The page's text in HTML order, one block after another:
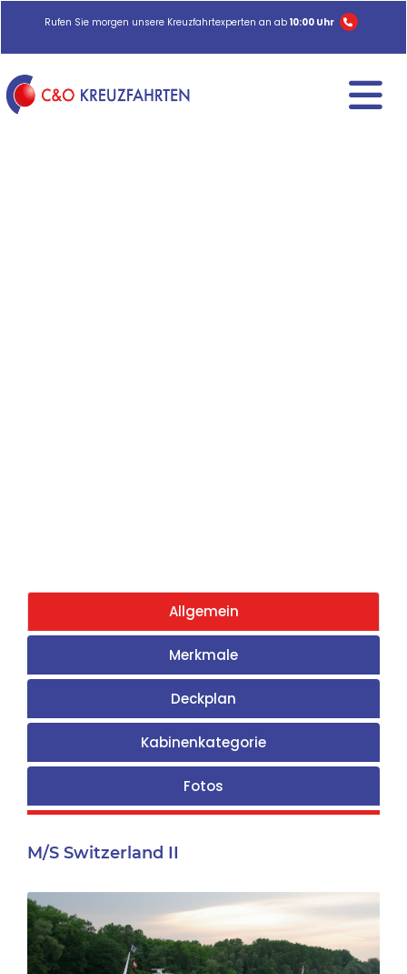
Rufen Sie morgen unsere Kreuzfahrtexperten an ab 10:00 Uhr
Allgemein
Merkmale
Deckplan
Kabinenkategorie
Fotos
M/S Switzerland II